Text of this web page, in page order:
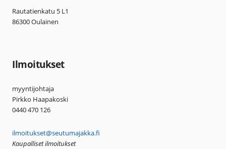
Rautatienkatu 5 L1
86300 Oulainen
Ilmoitukset
myyntijohtaja
Pirkko Haapakoski
0440 470 126
ilmoitukset@seutumajakka.fi
Kaupalliset ilmoitukset